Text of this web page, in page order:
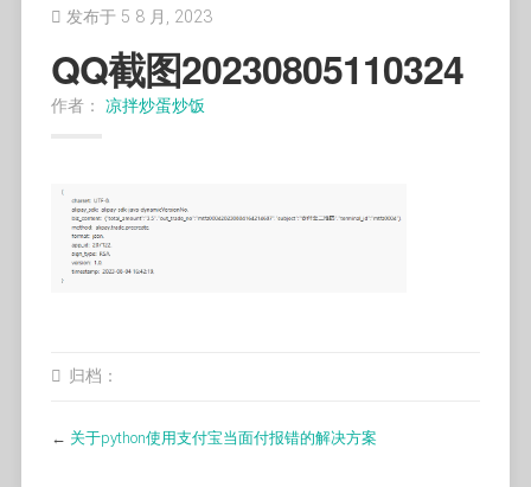
发布于 5 8 月, 2023
QQ截图20230805110324
作者： 凉拌炒蛋炒饭
归档：
← 关于python使用支付宝当面付报错的解决方案